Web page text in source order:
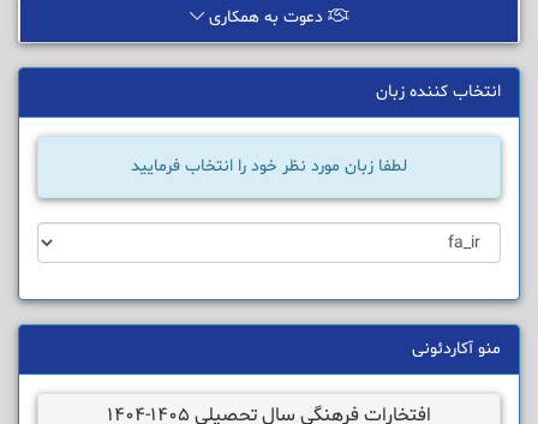
دعوت به همکاری
انتخاب کننده زبان
لطفا زبان مورد نظر خود را انتخاب فرمایید
منو آکاردئونی
افتخارات فرهنگی سال تحصیلی 1405-1404